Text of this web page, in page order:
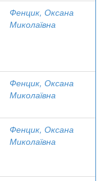
Фенцик, Оксана
Миколаївна
Фенцик, Оксана
Миколаївна
Фенцик, Оксана
Миколаївна